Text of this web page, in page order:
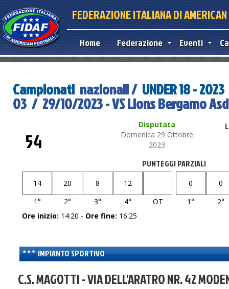
FEDERAZIONE ITALIANA DI
Home Federazione Eventi
Campionati nazionali / UNDER 18 - 2023
03 / 29/10/2023 - VS Lions Bergamo
Disputata
Domenica 29 Ottobre
2023
54
PUNTEGGI PARZIALI
14 20 8
12
1°
2° 3° 4° OT
0
0
1°
2°
Ore inizio: 14:20 - Ore fine: 16:25
IMPIANTO SPORTIVO
C.S. MAGOTTI - VIA DELL'ARATRO NR. 42